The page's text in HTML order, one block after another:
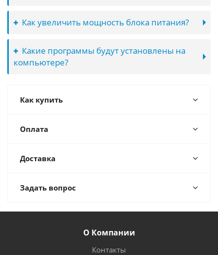
Как увеличить мощность блока питания?
Какие программы будут установлены на
компьютере?
Как купить
Оплата
Доставка
Задать вопрос
О Компании
Контакты